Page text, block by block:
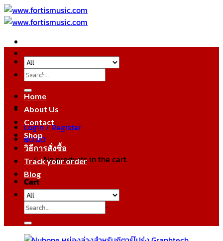
Skip
to
Search
for:
Login / Register
฿0.00
No products in the cart.
Cart
No products in the cart.
หมวดหมู่สินค้า
Home
About Us
Contact
Shop
วิธีการสั่งซื้อ
Track your order
Blog
Search
for: